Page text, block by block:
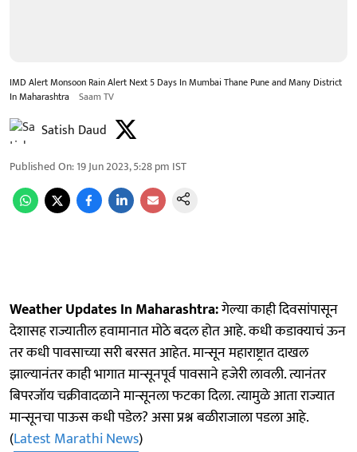
IMD Alert Monsoon Rain Alert Next 5 Days In Mumbai Thane Pune and Many District
In Maharashtra Saam TV
Satish Daud
Published On:19 Jun 2023, 5:28 pm IST
Weather Updates In Maharashtra:गेल्या काही दिवसांपासून
देशासह राज्यातील हवामानात मोठे बदल होत आहे. कधी कडाक्याचं ऊन
तर कधी पावसाच्या सरी बरसत आहेत. मान्सून महाराष्ट्रात दाखल
झाल्यानंतर काही भागात मान्सूनपूर्व पावसाने हजेरी लावली. त्यानंतर
बिपरजॉय चक्रीवादळाने मान्सूनला फटका दिला. त्यामुळे आता राज्यात
मान्सूनचा पाऊस कधी पडेल? असा प्रश्न बळीराजाला पडला आहे.
(Latest Marathi News)